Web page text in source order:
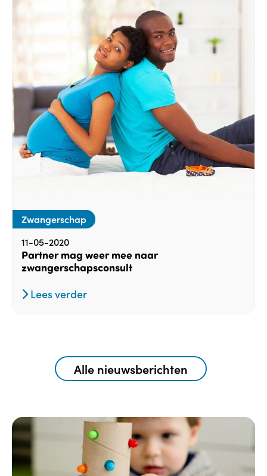
Zwangerschap
11-05-2020
Partner mag weer mee naar
zwangerschapsconsult
Lees verder
Alle nieuwsberichten